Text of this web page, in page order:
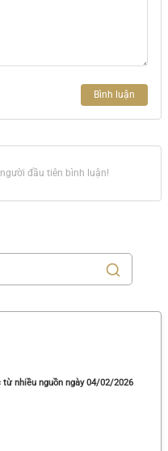
Bình luận
đầu tiên bình luận!
nhiều nguồn ngày 04/02/2026